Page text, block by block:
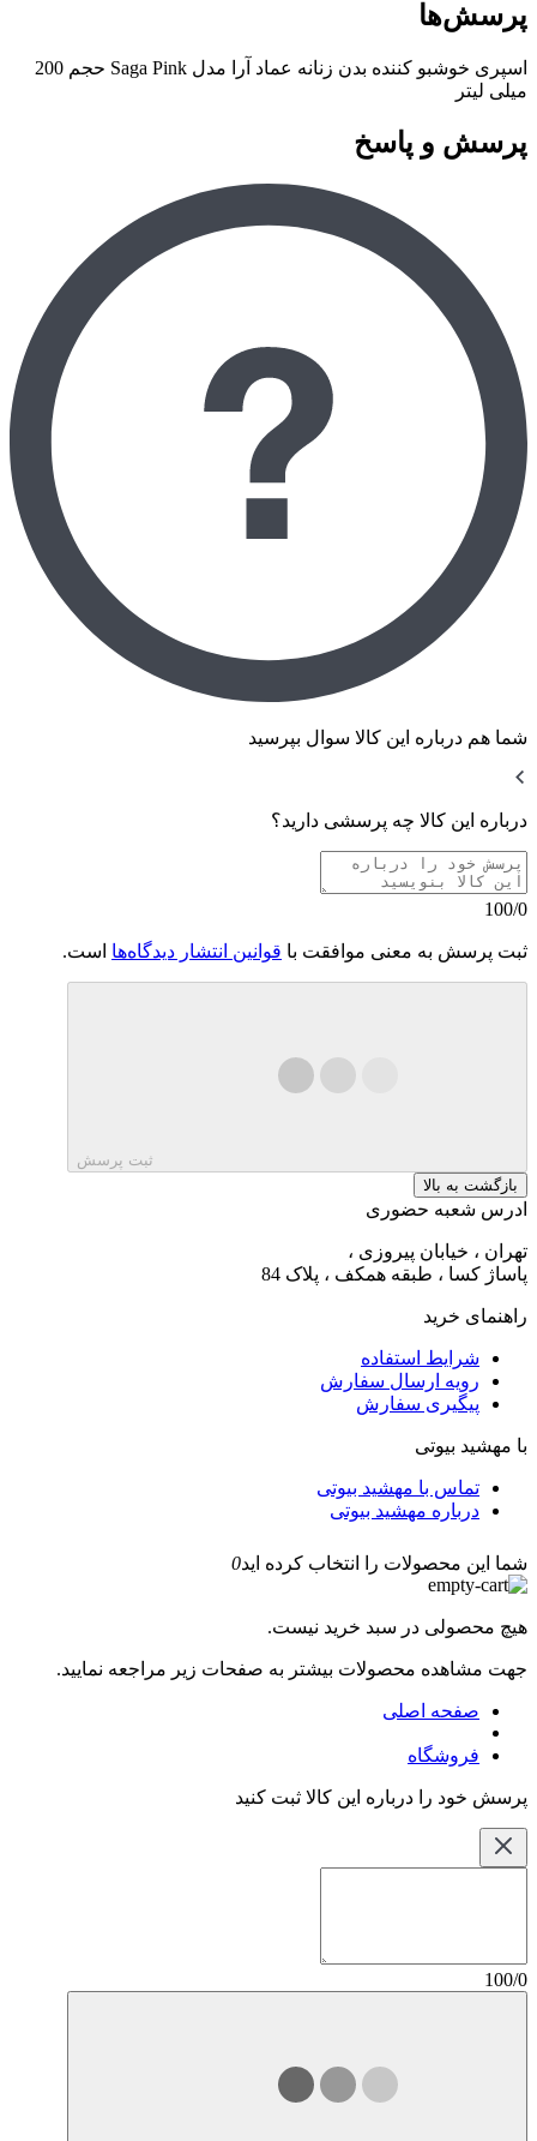
پرسش‌ها
اسپری خوشبو کننده بدن زنانه عماد آرا مدل Saga Pink حجم 200
میلی لیتر
پرسش و پاسخ
شما هم درباره این کالا سوال بپرسید
درباره این کالا چه پرسشی دارید؟
100/0
ثبت پرسش به معنی موافقت با قوانین انتشار دیدگاه‌ها است.
ثبت پرسش
بازگشت به بالا
ادرس شعبه حضوری
تهران ، خیابان پیروزی ،
پاساژ کسا ، طبقه همکف ، پلاک 84
راهنمای خرید
شرایط استفاده
رویه ارسال سفارش
پیگیری سفارش
با مهشید بیوتی
تماس با مهشید بیوتی
درباره مهشید بیوتی
شما این محصولات را انتخاب کرده اید0
هیچ محصولی در سبد خرید نیست.
جهت مشاهده محصولات بیشتر به صفحات زیر مراجعه نمایید.
صفحه اصلی
فروشگاه
پرسش خود را درباره این کالا ثبت کنید
100/0